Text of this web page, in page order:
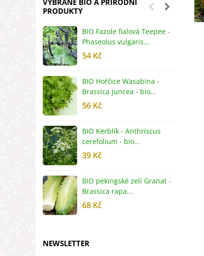
VYBRANÉ BIO A PŘÍRODNÍ
PRODUKTY
BIO Fazole fialová Teepee -
Phaseolus vulgaris...
54 Kč
BIO Hořčice Wasabina -
Brassica juncea - bio...
56 Kč
BIO Kerblík - Anthriscus
cerefolium - bio...
39 Kč
BIO pekingské zelí Granat -
Brassica rapa...
68 Kč
NEWSLETTER